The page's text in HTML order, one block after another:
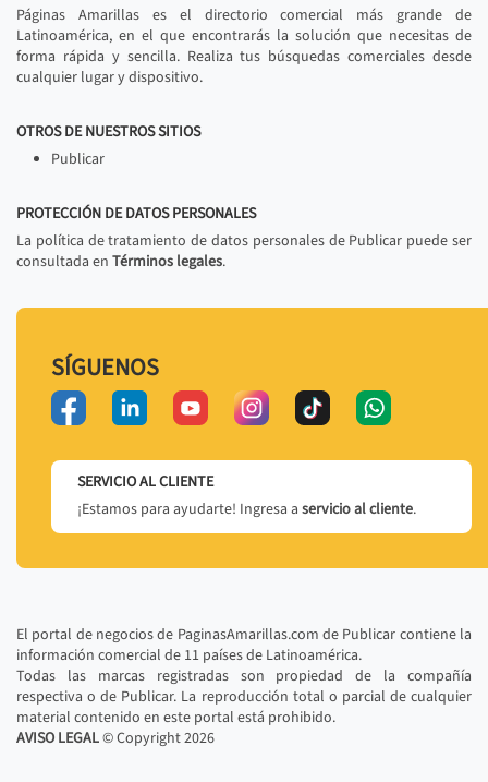
Páginas Amarillas es el directorio comercial más grande de
Latinoamérica, en el que encontrarás la solución que necesitas de
forma rápida y sencilla. Realiza tus búsquedas comerciales desde
cualquier lugar y dispositivo.
OTROS DE NUESTROS SITIOS
Publicar
PROTECCIÓN DE DATOS PERSONALES
La política de tratamiento de datos personales de Publicar puede ser
consultada en Términos legales.
SÍGUENOS
SERVICIO AL CLIENTE
¡Estamos para ayudarte! Ingresa a servicio al cliente.
El portal de negocios de PaginasAmarillas.com de Publicar contiene la
información comercial de 11 países de Latinoamérica.
Todas las marcas registradas son propiedad de la compañía
respectiva o de Publicar. La reproducción total o parcial de cualquier
material contenido en este portal está prohibido.
AVISO LEGAL© Copyright2026